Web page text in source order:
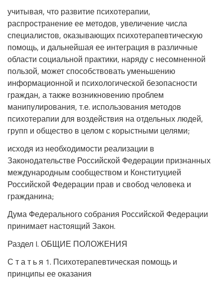
учитывая, что развитие психотерапии,
распространение ее методов, увеличение числа
специалистов, оказывающих психотерапевтическую
помощь, и дальнейшая ее интеграция в различные
области социальной практики, наряду с несомненной
пользой, может способствовать уменьшению
информационной и психологической безопасности
граждан, а также возникновению проблем
манипулирования, т.е. использования методов
психотерапии для воздействия на отдельных людей,
групп и общество в целом с корыстными целями;
исходя из необходимости реализации в
Законодательстве Российской Федерации признанных
международным сообществом и Конституцией
Российской Федерации прав и свобод человека и
гражданина;
Дума Федерального собрания Российской Федерации
принимает настоящий Закон.
Раздел I. ОБЩИЕ ПОЛОЖЕНИЯ
С т а т ь я 1. Психотерапевтическая помощь и
принципы ее оказания